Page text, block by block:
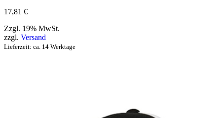
17,81 €
Zzgl. 19% MwSt.
zzgl. Versand
Lieferzeit: ca. 14 Werktage